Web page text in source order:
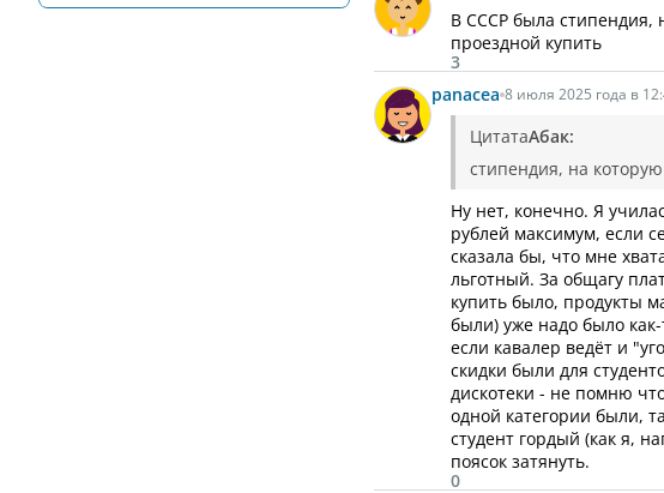
В СССР была стипендия,
проездной купить
3
panacea 8 июля 2025 года в
ЦитатаАбак:
стипендия, на
Ну нет, конечно. Я
рублей максимум, если
сказала бы, что мне
льготный. За общагу
купить было, продукты
были) уже надо было
если кавалер ведёт и
скидки были для
дискотеки - не помню
одной категории были,
студент гордый (как я,
поясок затянуть.
0